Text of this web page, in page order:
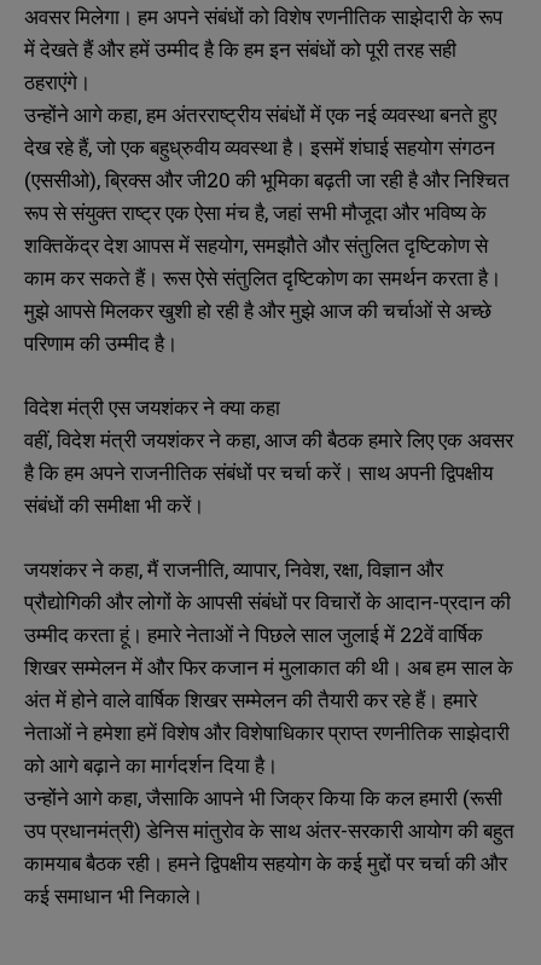
अवसर मिलेगा। हम अपने संबंधों को विशेष रणनीतिक साझेदारी के रूप
में देखते हैं और हमें उम्मीद है कि हम इन संबंधों को पूरी तरह सही
ठहराएंगे।
उन्होंने आगे कहा, हम अंतरराष्ट्रीय संबंधों में एक नई व्यवस्था बनते हुए
देख रहे हैं, जो एक बहुध्रुवीय व्यवस्था है। इसमें शंघाई सहयोग संगठन
(एससीओ), ब्रिक्स और जी20 की भूमिका बढ़ती जा रही है और निश्चित
रूप से संयुक्त राष्ट्र एक ऐसा मंच है, जहां सभी मौजूदा और भविष्य के
शक्तिकेंद्र देश आपस में सहयोग, समझौते और संतुलित दृष्टिकोण से
काम कर सकते हैं। रूस ऐसे संतुलित दृष्टिकोण का समर्थन करता है।
मुझे आपसे मिलकर खुशी हो रही है और मुझे आज की चर्चाओं से अच्छे
परिणाम की उम्मीद है।
विदेश मंत्री एस जयशंकर ने क्या कहा
वहीं, विदेश मंत्री जयशंकर ने कहा, आज की बैठक हमारे लिए एक अवसर
है कि हम अपने राजनीतिक संबंधों पर चर्चा करें। साथ अपनी द्विपक्षीय
संबंधों की समीक्षा भी करें।
जयशंकर ने कहा, मैं राजनीति, व्यापार, निवेश, रक्षा, विज्ञान और
प्रौद्योगिकी और लोगों के आपसी संबंधों पर विचारों के आदान-प्रदान की
उम्मीद करता हूं। हमारे नेताओं ने पिछले साल जुलाई में 22वें वार्षिक
शिखर सम्मेलन में और फिर कजान मं मुलाकात की थी। अब हम साल के
अंत में होने वाले वार्षिक शिखर सम्मेलन की तैयारी कर रहे हैं। हमारे
नेताओं ने हमेशा हमें विशेष और विशेषाधिकार प्राप्त रणनीतिक साझेदारी
को आगे बढ़ाने का मार्गदर्शन दिया है।
उन्होंने आगे कहा, जैसाकि आपने भी जिक्र किया कि कल हमारी (रूसी
उप प्रधानमंत्री) डेनिस मांतुरोव के साथ अंतर-सरकारी आयोग की बहुत
कामयाब बैठक रही। हमने द्विपक्षीय सहयोग के कई मुद्दों पर चर्चा की और
कई समाधान भी निकाले।